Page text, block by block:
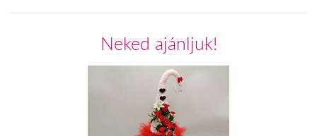
Neked ajánljuk!